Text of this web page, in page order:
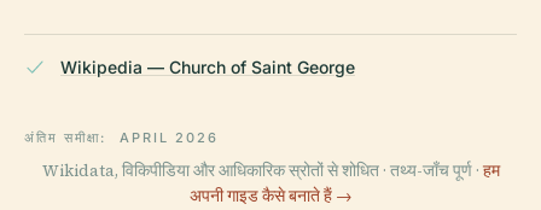
Wikipedia — Church of Saint George
अंतिम समीक्षा: APRIL 2026
Wikidata, विकिपीडिया और आधिकारिक स्रोतों से शोधित · तथ्य-जाँच पूर्ण · हम
अपनी गाइड कैसे बनाते हैं →